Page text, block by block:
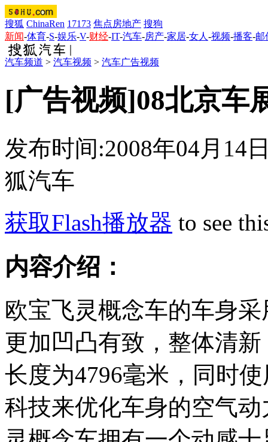
搜狐 ChinaRen 17173 焦点房地产 搜狗
新闻-体育-S-娱乐-V-财经-IT-汽车-房产-家居-女人 -视频-播客-邮
汽车频道 > 汽车视频 > 汽车广告视频
[广告视频]08北京车
发布时间:2008年04月14
狐汽车
获取Flash播放器 to see
内容介绍：
欧宝飞灵概念车的车身
更加凹凸有致，整体清
长度为4796毫米，同时
科技来优化车身的空气